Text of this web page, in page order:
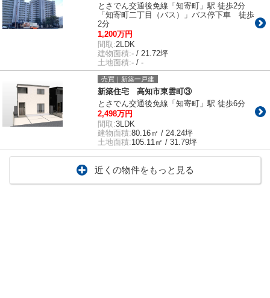
とさでん交通後免線「知寄町」駅 徒歩2分
「知寄町二丁目（バス）」バス停下車 徒歩
2分
1,200万円
間取:2LDK
建物面積:- / 21.72坪
土地面積:- / -
売買｜新築一戸建
新築住宅 高知市東雲町③
とさでん交通後免線「知寄町」駅 徒歩6分
2,498万円
間取:3LDK
建物面積:80.16㎡ / 24.24坪
土地面積:105.11㎡ / 31.79坪
近くの物件をもっと見る